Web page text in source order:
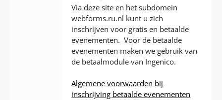
Via deze site en het subdomein
webforms.ru.nl kunt u zich
inschrijven voor gratis en betaalde
evenementen. Voor de betaalde
evenementen maken we gebruik van
de betaalmodule van Ingenico.
Algemene voorwaarden bij
inschrijving betaalde evenementen